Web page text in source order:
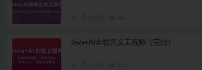
Java+AI全栈开发工程师（完结）